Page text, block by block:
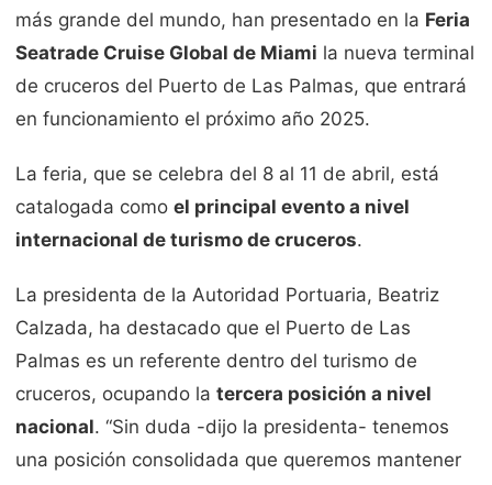
más grande del mundo, han presentado en la Feria
Seatrade Cruise Global de Miami la nueva terminal
de cruceros del Puerto de Las Palmas, que entrará
en funcionamiento el próximo año 2025.
La feria, que se celebra del 8 al 11 de abril, está
catalogada como el principal evento a nivel
internacional de turismo de cruceros.
La presidenta de la Autoridad Portuaria, Beatriz
Calzada, ha destacado que el Puerto de Las
Palmas es un referente dentro del turismo de
cruceros, ocupando la tercera posición a nivel
nacional. “Sin duda -dijo la presidenta- tenemos
una posición consolidada que queremos mantener